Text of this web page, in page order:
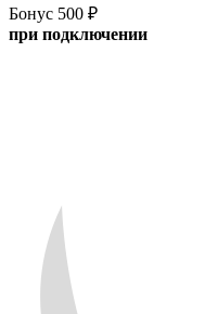
Бонус 500 ₽
при подключении